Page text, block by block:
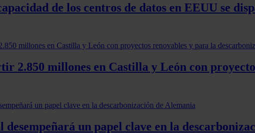
de los centros de datos en EEUU se
2.850 millones en Castilla y León con
un papel clave en la